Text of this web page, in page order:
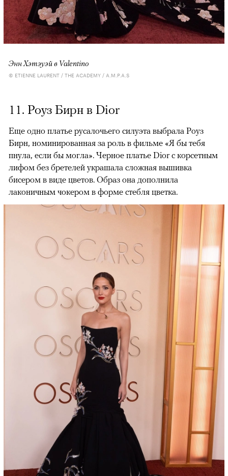
Энн Хэтэуэй в Valentino
© ETIENNE LAURENT / THE ACADEMY / A.M.P.A.S
11. Роуз Бирн в Dior
Еще одно платье русалочьего силуэта выбрала Роуз
Бирн, номинированная за роль в фильме «Я бы тебя
пнула, если бы могла». Черное платье Dior с корсетным
лифом без бретелей украшала сложная вышивка
бисером в виде цветов. Образ она дополнила
лаконичным чокером в форме стебля цветка.